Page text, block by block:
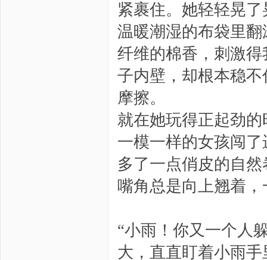
紧裹住。她轻轻晃
温暖潮湿的布袋里
纤维的棉香，刺激
子内壁，却根本稳
摩擦。
就在她玩得正起劲
一模一样的女孩闯
多了一点俏皮的自
嘴角总是向上翘着
“小雨！你又一个人
大，直直盯着小雨